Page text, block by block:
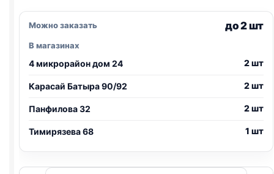
Можно заказать до 2 шт
В магазинах
4 микрорайон дом 24 2 шт
Карасай Батыра 90/92 2 шт
Панфилова 32 2 шт
Тимирязева 68 1 шт